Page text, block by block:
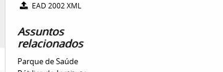
EAD 2002 XML
Assuntos
relacionados
Parque de Saúde